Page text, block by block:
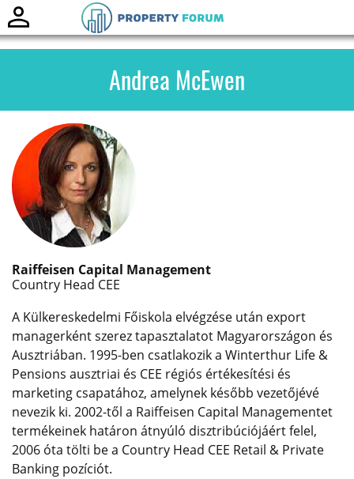
Andrea McEwen
Raiffeisen Capital Management
Country Head CEE
A Külkereskedelmi Főiskola elvégzése után export
managerként szerez tapasztalatot Magyarországon és
Ausztriában. 1995-ben csatlakozik a Winterthur Life &
Pensions ausztriai és CEE régiós értékesítési és
marketing csapatához, amelynek később vezetőjévé
nevezik ki. 2002-től a Raiffeisen Capital Managementet
termékeinek határon átnyúló disztribúciójáért felel,
2006 óta tölti be a Country Head CEE Retail & Private
Banking pozíciót.